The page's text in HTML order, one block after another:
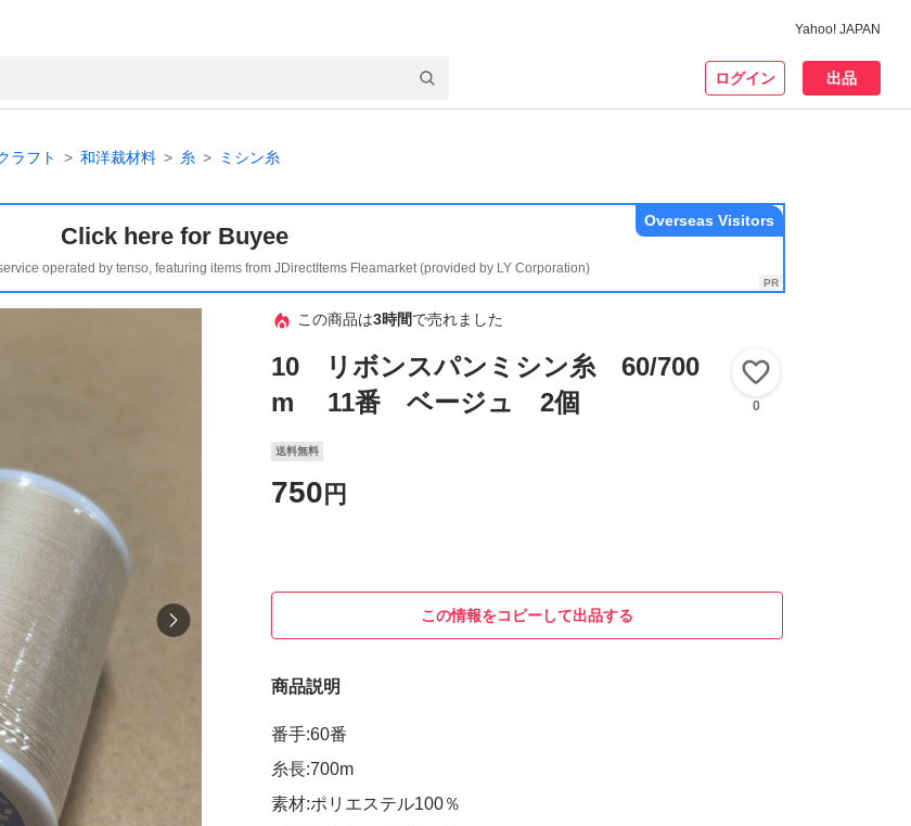
Yahoo! JAPAN
ログイン 出品
ラフト 和洋裁材料 糸 ミシン糸
Click here for Buyee
operated by tenso, featuring items from JDirectItems Fleamarket (provided by LY Corporation)
Overseas Visitors
この商品は3時間で売れました
10 リボンスパンミシン糸 60/700
m 11番 ベージュ 2個
0
送料無料
750 円
この情報をコピーして出品する
商品説明
番手:60番
糸長:700m
素材:ポリエステル100％